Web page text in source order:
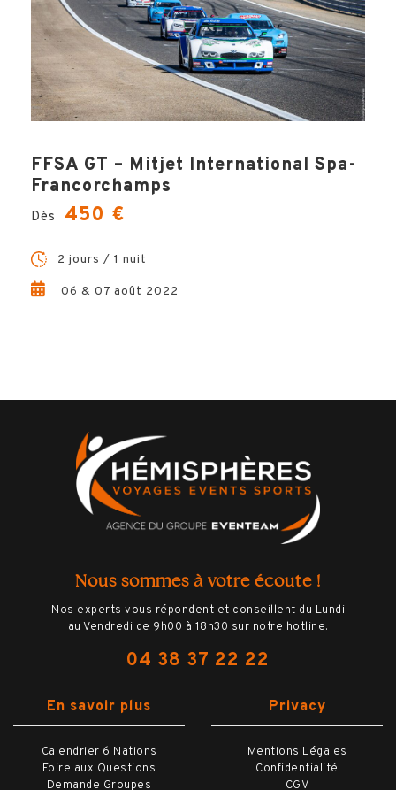
FFSA GT – Mitjet International Spa-
Francorchamps
Dès 450 €
2 jours / 1 nuit
06 & 07 août 2022
Nous sommes à votre écoute !
Nos experts vous répondent et conseillent du Lundi
au Vendredi de 9h00 à 18h30 sur notre hotline.
04 38 37 22 22
En savoir plus
Calendrier 6 Nations
Foire aux Questions
Demande Groupes
Privacy
Mentions Légales
Confidentialité
CGV